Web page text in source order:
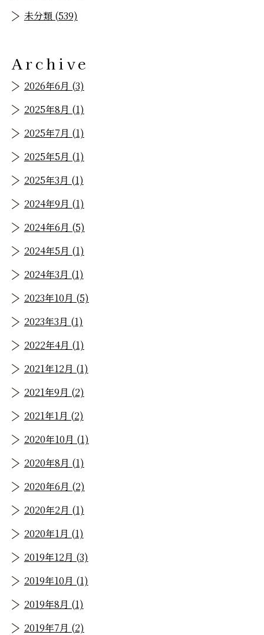
未分類 (539)
Archive
2026年6月 (3)
2025年8月 (1)
2025年7月 (1)
2025年5月 (1)
2025年3月 (1)
2024年9月 (1)
2024年6月 (5)
2024年5月 (1)
2024年3月 (1)
2023年10月 (5)
2023年3月 (1)
2022年4月 (1)
2021年12月 (1)
2021年9月 (2)
2021年1月 (2)
2020年10月 (1)
2020年8月 (1)
2020年6月 (2)
2020年2月 (1)
2020年1月 (1)
2019年12月 (3)
2019年10月 (1)
2019年8月 (1)
2019年7月 (2)